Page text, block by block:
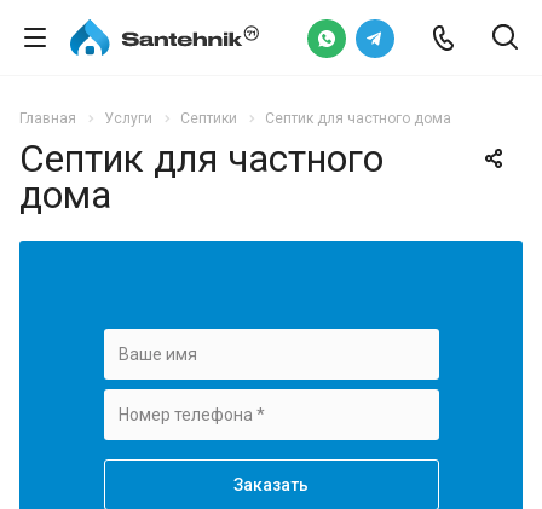
Главная Услуги Септики Септик для частного дома
Септик для частного
дома